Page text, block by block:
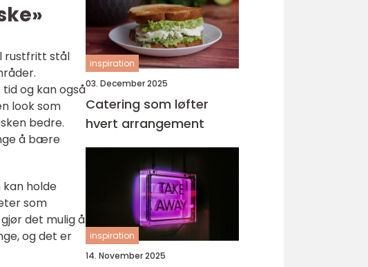
rustfritt stål
og kan også
look som
bedre.
å bære
holde
som
det mulig å
og det er
inspiration
03. December 2025
Catering som løfter
hvert arrangement
inspiration
14. November 2025